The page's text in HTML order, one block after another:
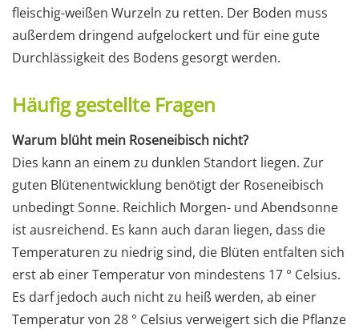
fleischig-weißen Wurzeln zu retten. Der Boden muss
außerdem dringend aufgelockert und für eine gute
Durchlässigkeit des Bodens gesorgt werden.
Häufig gestellte Fragen
Warum blüht mein Roseneibisch nicht?
Dies kann an einem zu dunklen Standort liegen. Zur
guten Blütenentwicklung benötigt der Roseneibisch
unbedingt Sonne. Reichlich Morgen- und Abendsonne
ist ausreichend. Es kann auch daran liegen, dass die
Temperaturen zu niedrig sind, die Blüten entfalten sich
erst ab einer Temperatur von mindestens 17 ° Celsius.
Es darf jedoch auch nicht zu heiß werden, ab einer
Temperatur von 28 ° Celsius verweigert sich die Pflanze